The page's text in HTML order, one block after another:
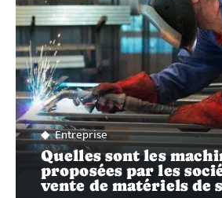
Entreprise
Quelles sont les
proposées par les
vente de matériels de